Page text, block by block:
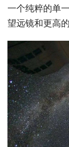
一个纯粹的单
望远镜和更高